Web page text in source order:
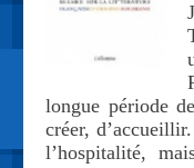
longue période
créer,
l’hospitalité,